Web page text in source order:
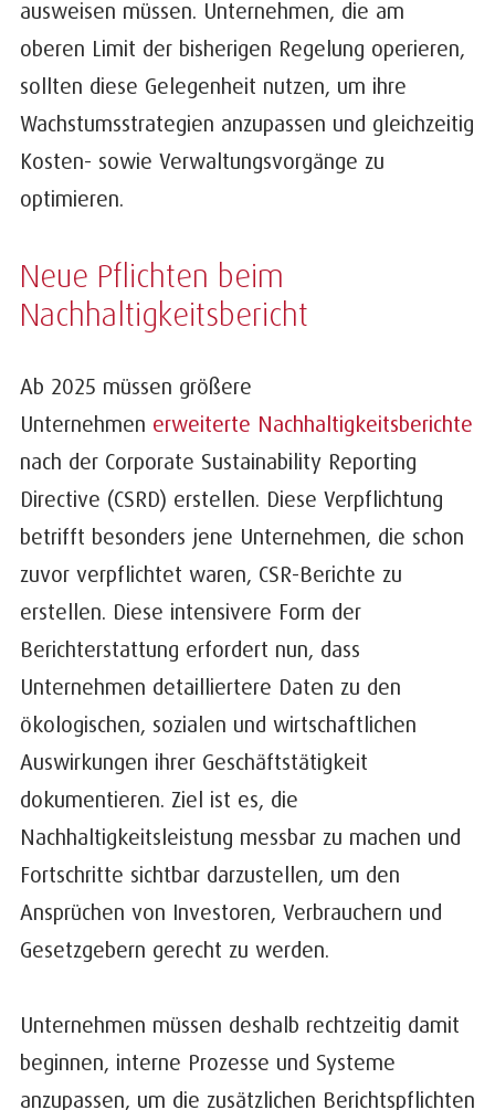
ausweisen müssen. Unternehmen, die am
oberen Limit der bisherigen Regelung operieren,
sollten diese Gelegenheit nutzen, um ihre
Wachstumsstrategien anzupassen und gleichzeitig
Kosten- sowie Verwaltungsvorgänge zu
optimieren.
Neue Pflichten beim
Nachhaltigkeitsbericht
Ab 2025 müssen größere
Unternehmen erweiterte Nachhaltigkeitsberichte
nach der Corporate Sustainability Reporting
Directive (CSRD) erstellen. Diese Verpflichtung
betrifft besonders jene Unternehmen, die schon
zuvor verpflichtet waren, CSR-Berichte zu
erstellen. Diese intensivere Form der
Berichterstattung erfordert nun, dass
Unternehmen detailliertere Daten zu den
ökologischen, sozialen und wirtschaftlichen
Auswirkungen ihrer Geschäftstätigkeit
dokumentieren. Ziel ist es, die
Nachhaltigkeitsleistung messbar zu machen und
Fortschritte sichtbar darzustellen, um den
Ansprüchen von Investoren, Verbrauchern und
Gesetzgebern gerecht zu werden.
Unternehmen müssen deshalb rechtzeitig damit
beginnen, interne Prozesse und Systeme
anzupassen, um die zusätzlichen Berichtspflichten